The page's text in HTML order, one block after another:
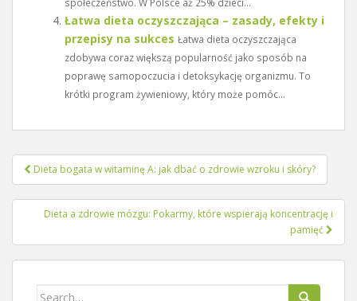
Łatwa dieta oczyszczająca – zasady, efekty i
przepisy na sukces Łatwa dieta oczyszczająca
zdobywa coraz większą popularność jako sposób na
poprawę samopoczucia i detoksykację organizmu. To
krótki program żywieniowy, który może pomóc...
Nawigacja
wpisu
Dieta bogata w witaminę A: jak dbać o zdrowie wzroku i skóry?
Dieta a zdrowie mózgu: Pokarmy, które wspierają koncentrację i
pamięć
Search